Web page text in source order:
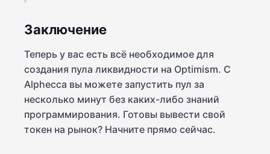
Заключение
Теперь у вас есть всё необходимое для
создания пула ликвидности на Optimism. С
Alphecca вы можете запустить пул за
несколько минут без каких-либо знаний
программирования. Готовы вывести свой
токен на рынок? Начните прямо сейчас.